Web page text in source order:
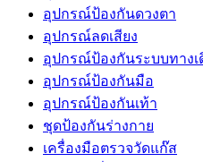
อุปกรณ์ป้องกันดวงตา
อุปกรณ์ลดเสียง
อุปกรณ์ป้องกันระบบทางเ
อุปกรณ์ป้องกันมือ
อุปกรณ์ป้องกันเท้า
ชุดป้องกันร่างกาย
เครื่องมือตรวจวัดแก๊ส